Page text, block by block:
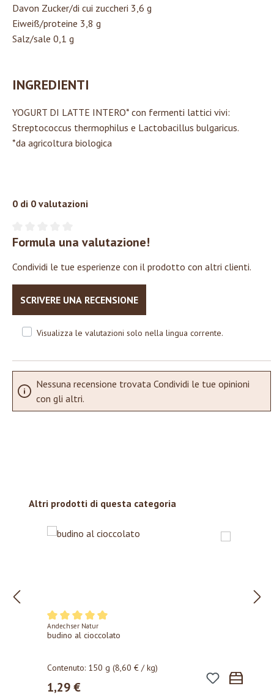
Davon Zucker/di cui zuccheri 3,6 g
Eiweiß/proteine 3,8 g
Salz/sale 0,1 g
INGREDIENTI
YOGURT DI LATTE INTERO* con fermenti lattici vivi:
Streptococcus thermophilus e Lactobacillus bulgaricus.
*da agricoltura biologica
0 di 0 valutazioni
Valutazione media di 0 su 5 stelle
Formula una valutazione!
Condividi le tue esperienze con il prodotto con altri clienti.
SCRIVERE UNA RECENSIONE
Visualizza le valutazioni solo nella lingua corrente.
Nessuna recensione trovata Condividi le tue opinioni
con gli altri.
Salta la galleria dei prodotti
Altri prodotti di questa categoria
Valutazione media di 5 su 5 stelle
Andechser Natur
budino al cioccolato
Contenuto: 150 g(8,60 € / kg)
Prezzo normale:
1,29 €